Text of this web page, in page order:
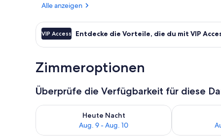
Alle anzeigen
VIP Access Entdecke die Vorteile, die du mit VIP
Zimmeroptionen
Überprüfe die Verfügbarkeit für diese
Heute Nacht
Aug. 9 - Aug. 10
Überprüfe die Verfügbarkeit für heute Nacht, Aug. 9
Überprüfe